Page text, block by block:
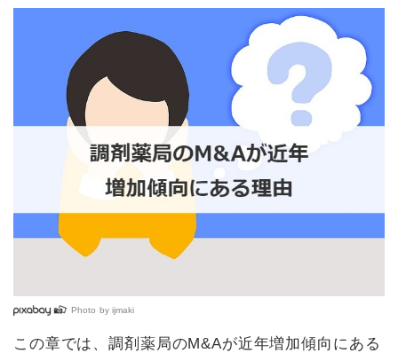
Photo by ijmaki
この章では、調剤薬局のM&Aが近年増加傾向にある